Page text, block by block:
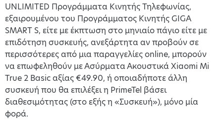
UNLIMITED Προγράμματα Κινητής Τηλεφωνίας,
εξαιρουμένου του Προγράμματος Κινητής GIGA
SMART S, είτε με έκπτωση στο μηνιαίο πάγιο είτε με
επιδότηση συσκευής, ανεξάρτητα αν προβούν σε
περισσότερες από μια παραγγελίες online, μπορούν
να επωφεληθούν με Ασύρματα Ακουστικά Xiaomi Mi
True 2 Basic αξίας €49.90, ή οποιαδήποτε άλλη
συσκευή που θα επιλέξει η PrimeTel βάσει
διαθεσιμότητας (στο εξής η «Συσκευή»), μόνο μία
φορά.